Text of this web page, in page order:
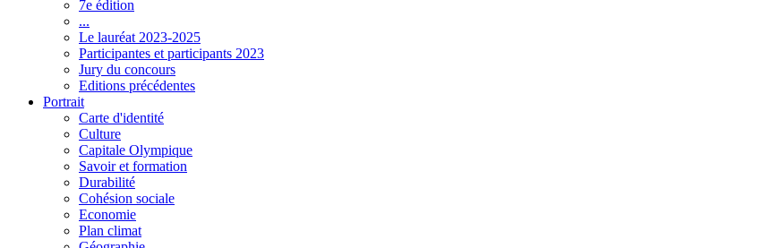
7e édition
...
Le lauréat 2023-2025
Participantes et participants 2023
Jury du concours
Editions précédentes
Portrait
Carte d'identité
Culture
Capitale Olympique
Savoir et formation
Durabilité
Cohésion sociale
Economie
Plan climat